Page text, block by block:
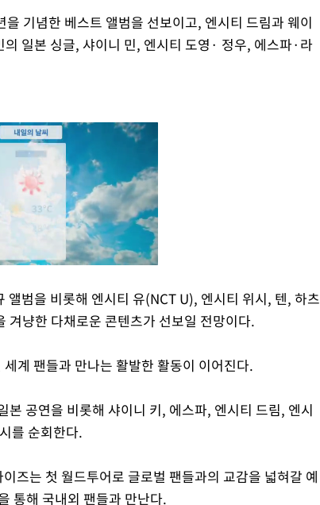
기념한 베스트 앨범을 선보이고, 엔시티 드림과 웨이
일본 싱글, 샤이니 민, 엔시티 도영· 정우, 에스파·라
Mute
앨범을 비롯해 엔시티 유(NCT U), 엔시티 위시, 텐, 하츠
겨냥한 다채로운 콘텐츠가 선보일 전망이다.
계 팬들과 만나는 활발한 활동이 이어진다.
공연을 비롯해 샤이니 키, 에스파, 엔시티 드림, 엔시
를 순회한다.
즈는 첫 월드투어로 글로벌 팬들과의 교감을 넓혀갈 예
통해 국내외 팬들과 만난다.